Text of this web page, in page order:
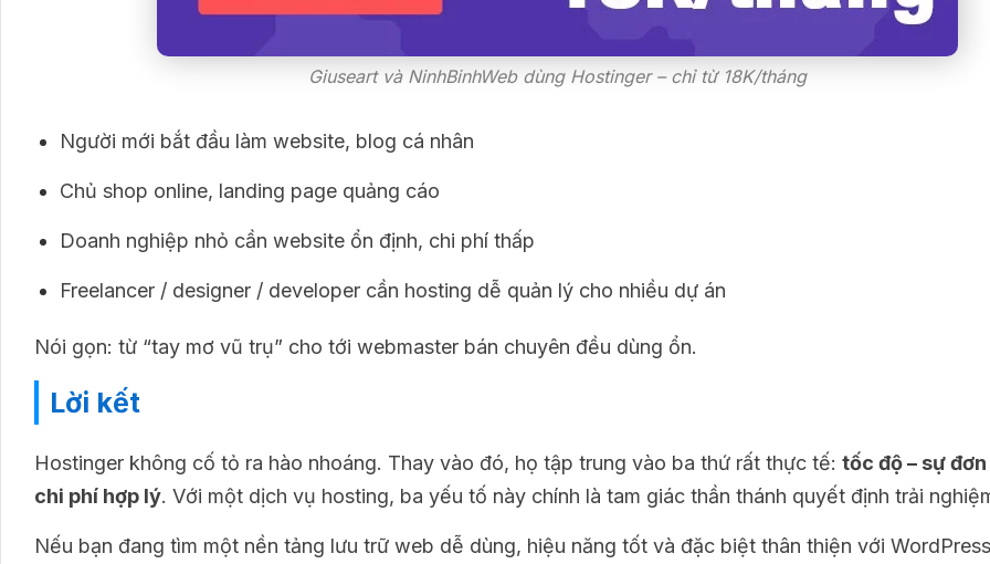
Giuseart và NinhBinhWeb dùng Hostinger – chỉ từ 18K/tháng
Người mới bắt đầu làm website, blog cá nhân
Chủ shop online, landing page quảng cáo
Doanh nghiệp nhỏ cần website ổn định, chi phí thấp
Freelancer / designer / developer cần hosting dễ quản lý cho nhiều dự án
Nói gọn: từ “tay mơ vũ trụ” cho tới webmaster bán chuyên đều dùng ổn.
Lời kết
Hostinger không cố tỏ ra hào nhoáng. Thay vào đó, họ tập trung vào ba thứ rất thực tế: tốc độ – sự đơn
chi phí hợp lý. Với một dịch vụ hosting, ba yếu tố này chính là tam giác thần thánh quyết định trải
Nếu bạn đang tìm một nền tảng lưu trữ web dễ dùng, hiệu năng tốt và đặc biệt thân thiện với